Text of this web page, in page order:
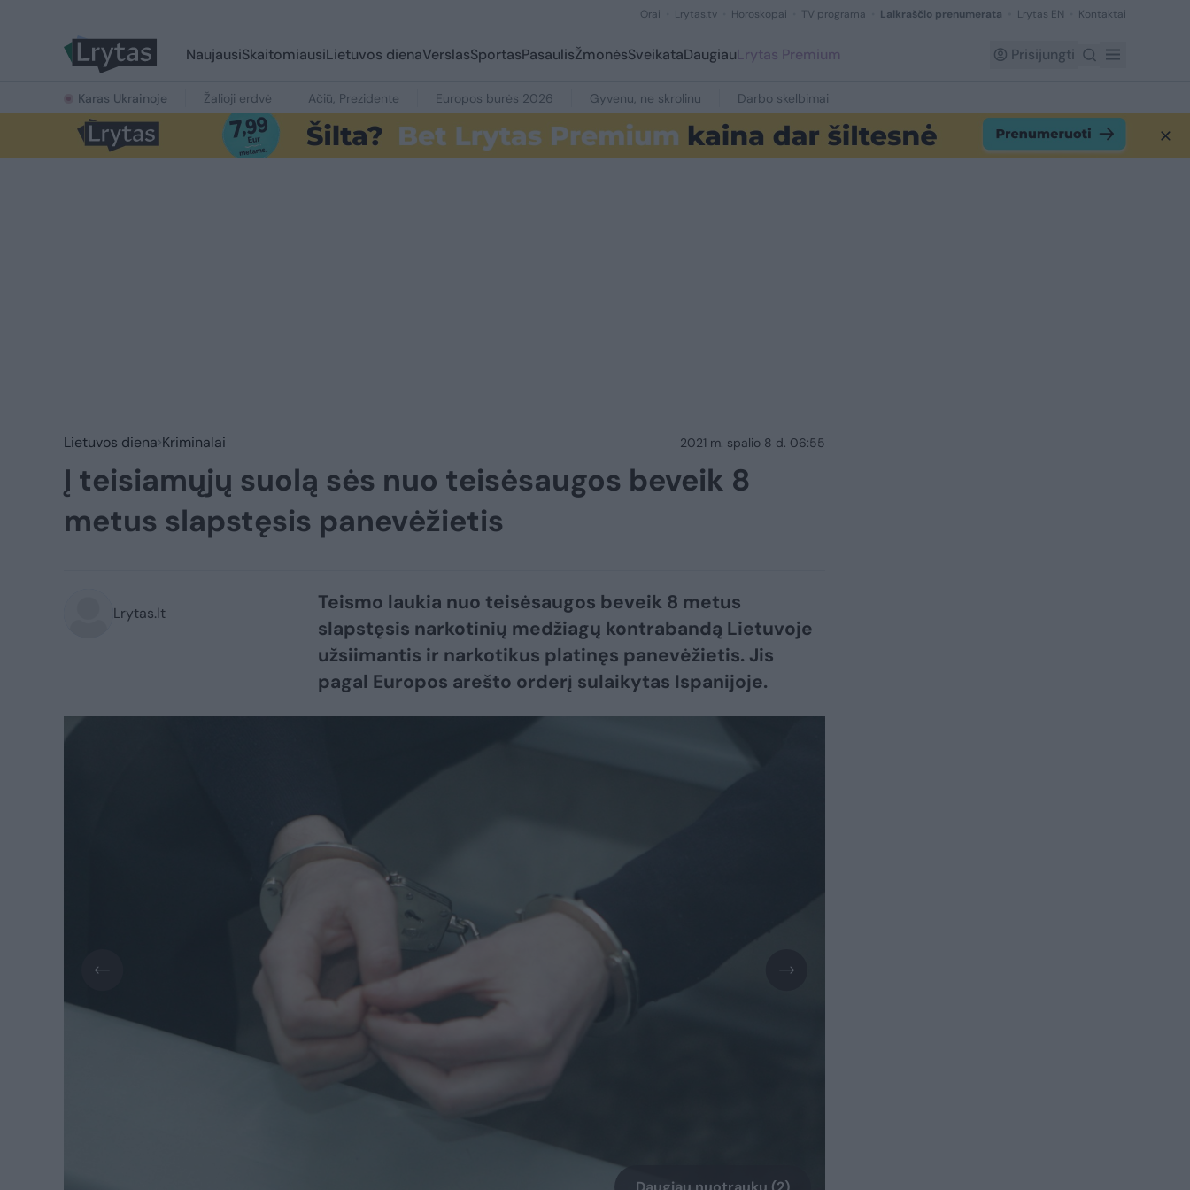
Orai Lrytas.tv Horoskopai TV programa Laikraščio prenumerata Lrytas EN Kontaktai
NaujausiSkaitomiausiLietuvos dienaVerslasSportasPasaulisŽmonėsSveikataDaugiauLrytas Premium Prisijungti
Karas Ukrainoje Žalioji erdvė Ačiū, Prezidente Europos burės 2026 Gyvenu, ne skrolinu Darbo skelbimai
Lietuvos diena Kriminalai 2021 m. spalio 8 d. 06:55
Į teisiamųjų suolą sės nuo teisėsaugos beveik 8
metus slapstęsis panevėžietis
Lrytas.lt
Teismo laukia nuo teisėsaugos beveik 8 metus
slapstęsis narkotinių medžiagų kontrabandą Lietuvoje
užsiimantis ir narkotikus platinęs panevėžietis. Jis
pagal Europos arešto orderį sulaikytas Ispanijoje.